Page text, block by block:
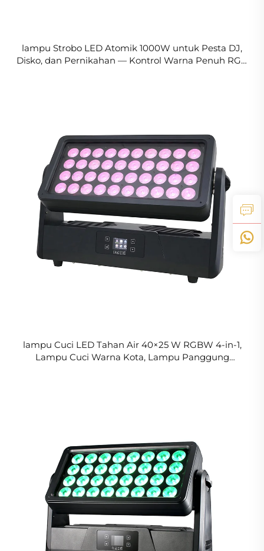
lampu Strobo LED Atomik 1000W untuk Pesta DJ,
Disko, dan Pernikahan — Kontrol Warna Penuh RGB
lampu Cuci LED Tahan Air 40×25 W RGBW 4-in-1,
Lampu Cuci Warna Kota, Lampu Panggung